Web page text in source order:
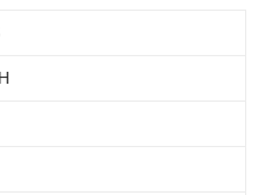
不足之情形，本公司將視審查結果
訊註冊。若發現惡意使用之情形，